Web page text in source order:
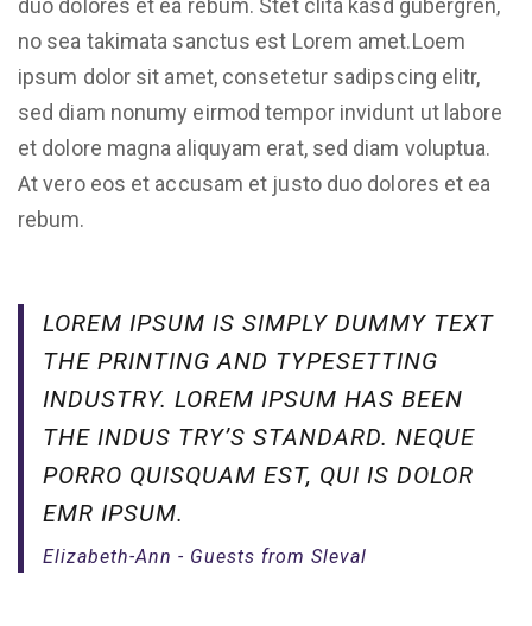
duo dolores et ea rebum. Stet clita kasd gubergren,
no sea takimata sanctus est Lorem amet.Loem
ipsum dolor sit amet, consetetur sadipscing elitr,
sed diam nonumy eirmod tempor invidunt ut labore
et dolore magna aliquyam erat, sed diam voluptua.
At vero eos et accusam et justo duo dolores et ea
rebum.
LOREM IPSUM IS SIMPLY DUMMY TEXT
THE PRINTING AND TYPESETTING
INDUSTRY. LOREM IPSUM HAS BEEN
THE INDUS TRY’S STANDARD. NEQUE
PORRO QUISQUAM EST, QUI IS DOLOR
EMR IPSUM.
Elizabeth-Ann - Guests from Sleval